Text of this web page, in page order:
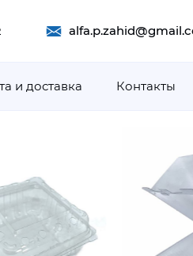
и доставка Контакты